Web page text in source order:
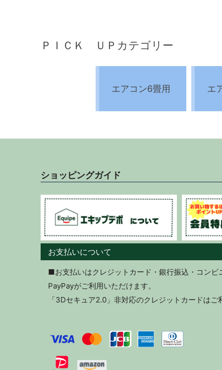
ＰＩＣＫ ＵＰカテゴリー
エアコン6畳用 エ
ショッピングガイド
お支払いについて
■お支払いはクレジットカード・銀行振込・コンビ
PayPayがご利用いただけます。
「3Dセキュア2.0」非対応のクレジットカードはご